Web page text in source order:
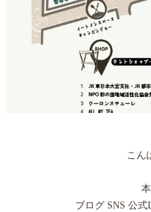
こん
ブログ SNS 公